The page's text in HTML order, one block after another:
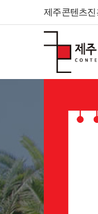
제주콘텐츠진